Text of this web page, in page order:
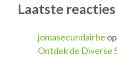
Laatste reacties
jomasecundairbe op
Ontdek de Diverse